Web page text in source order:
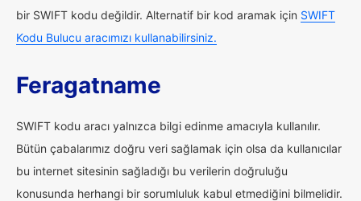
bir SWIFT kodu değildir. Alternatif bir kod aramak için SWIFT
Kodu Bulucu aracımızı kullanabilirsiniz.
Feragatname
SWIFT kodu aracı yalnızca bilgi edinme amacıyla kullanılır.
Bütün çabalarımız doğru veri sağlamak için olsa da kullanıcılar
bu internet sitesinin sağladığı bu verilerin doğruluğu
konusunda herhangi bir sorumluluk kabul etmediğini bilmelidir.